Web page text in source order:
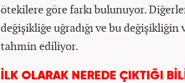
ötekilere göre farkı bulunuyor.
değişikliğe uğradığı ve bu
tahmin ediliyor.
İLK OLARAK NEREDE ÇIKTIĞI